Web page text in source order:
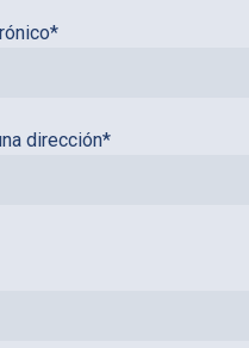
dirección*